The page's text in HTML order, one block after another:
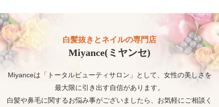
白髪抜きとネイルの専門店
Miyance(ミヤンセ)
Miyanceは「トータルビューティサロン」として、女性の美しさを
最大限に引き出す自信があります。
白髪や鼻毛に関するお悩み事がございましたら、お気軽にご相談く